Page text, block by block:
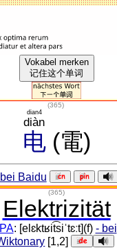
Vokabel merken
记住这个单词
(365)
电
diàn
dian4
(電)
Baidu
(365)
Elektrizität
IPA: [elɛktʁit͡siˈtɛːt](f) - bei
[1,2]